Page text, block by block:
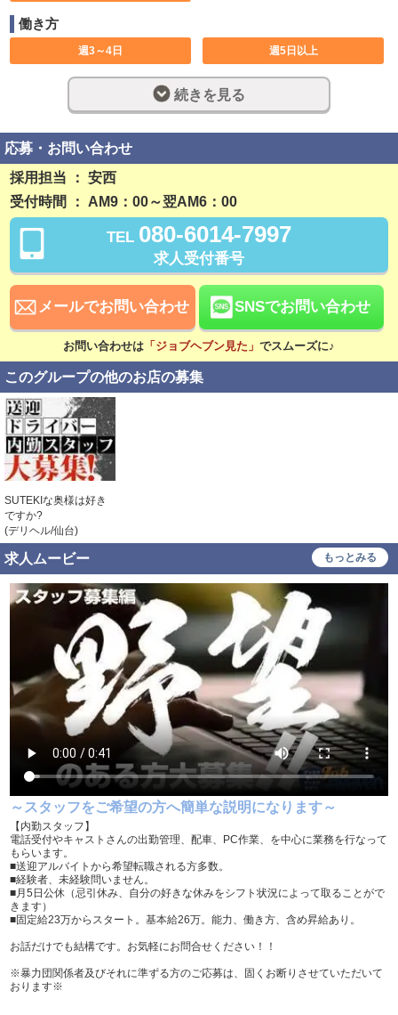
働き方
週3～4日 週5日以上
大型連休あり 土日のみ可
休み希望対応可 長期歓迎
週休2日制
深夜勤務
残業なし
週払い可 賞与あり
昇給あり 資格手当あり
待遇
社会保険完備 交通費支給
寮・社宅あり
託児所紹介可
中･高齢者歓迎 シニア歓迎
女性活躍中 大学生歓迎
主婦・主夫歓迎 即日勤務可
掛け持ち可 学歴不問
履歴書不要 幹部候補
車･バイク通勤可 髪型自由
服装自由 タトゥー可
制服貸与 道具･備品貸与
入社祝い金支給 勤務地相談
WEB面接OK
オフィス内分煙・禁煙
即日採用合否通達可 残業代支給
続きを見る
応募・お問い合わせ
採用担当 ： 安西
受付時間 ： AM9：00～翌AM6：00
TEL 080-6014-7997
求人受付番号
メールでお問い合わせ SNSでお問い合わせ
お問い合わせは 「ジョブヘブン見た」 でスムーズに♪
このグループの他のお店の募集
SUTEKIな奥様は好き
ですか?
(デリヘル/仙台)
求人ムービー もっとみる
～スタッフをご希望の方へ簡単な説明になります～
【内勤スタッフ】
電話受付やキャストさんの出勤管理、配車、PC作業、を中心に業務を行なって
もらいます。
■送迎アルバイトから希望転職される方多数。
■経験者、未経験問いません。
■月5日公休（忌引休み、自分の好きな休みをシフト状況によって取ることがで
きます）
■固定給23万からスタート。基本給26万。能力、働き方、含め昇給あり。
お話だけでも結構です。お気軽にお問合せください！！
※暴力団関係者及びそれに準ずる方のご応募は、固くお断りさせていただいて
おります※